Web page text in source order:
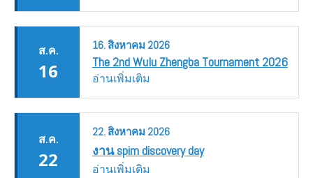
ส.ค.
16
16.สิงหาคม 2026
The 2nd Wulu Zhengba Tournament 2026
อ่านเพิ่มเติม
ส.ค.
22
22.สิงหาคม 2026
งาน spim discovery day
อ่านเพิ่มเติม